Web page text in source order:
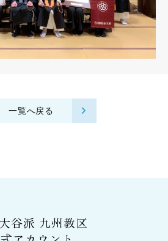
一覧へ戻る
谷派 九州教区